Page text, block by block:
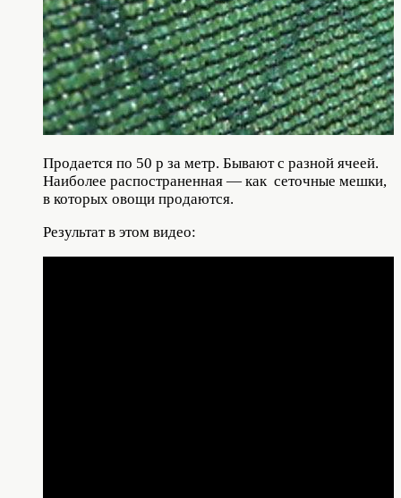
Продается по 50 р за метр. Бывают с разной ячеей.
Наиболее распостраненная — как сеточные мешки,
в которых овощи продаются.
Результат в этом видео: